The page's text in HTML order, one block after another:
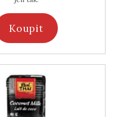
Koupit